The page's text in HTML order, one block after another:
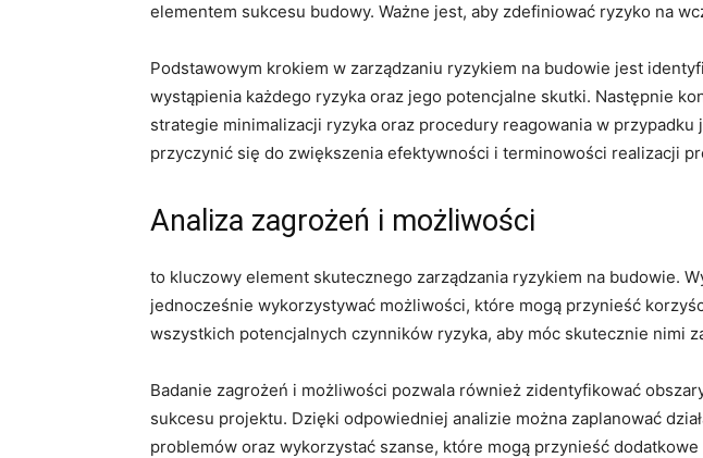
elementem sukcesu budowy. Ważne jest, aby zdefiniować ⁤ryzyko na⁤
Podstawowym​ krokiem w zarządzaniu ryzykiem na budowie​ jest
wystąpienia każdego⁣ ryzyka oraz jego potencjalne skutki. Następnie
strategie minimalizacji ryzyka⁢ oraz⁤ procedury reagowania ⁢w
przyczynić się do zwiększenia efektywności ⁤i⁤ terminowości realizacji
Analiza zagrożeń‍ i⁢ możliwości
to kluczowy element⁢ skutecznego zarządzania ryzykiem na‍ budowie.
jednocześnie wykorzystywać możliwości, które mogą‌ przynieść
⁢wszystkich potencjalnych czynników ryzyka, aby móc skutecznie nimi
Badanie zagrożeń i ⁤możliwości⁣ pozwala również zidentyfikować
‍sukcesu projektu. Dzięki odpowiedniej analizie można zaplanować
problemów oraz wykorzystać szanse,‌ które mogą przynieść